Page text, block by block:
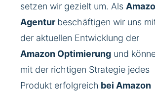
setzen wir gezielt um. Als
Agentur beschäftigen wir uns
der aktuellen Entwicklung der
Amazon Optimierung und
mit der richtigen Strategie jedes
Produkt erfolgreich bei Amazon